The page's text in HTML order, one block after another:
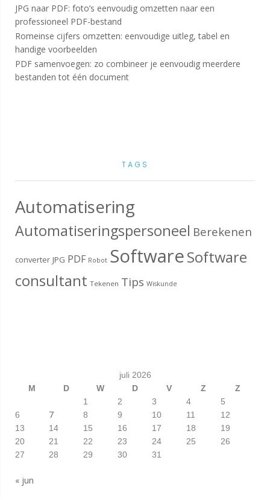
JPG naar PDF: foto’s eenvoudig omzetten naar een
professioneel PDF-bestand
Romeinse cijfers omzetten: eenvoudige uitleg, tabel en
handige voorbeelden
PDF samenvoegen: zo combineer je eenvoudig meerdere
bestanden tot één document
TAGS
Automatisering
Automatiseringspersoneel Berekenen
converter JPG PDF Robot SoftwareSoftware
consultant Tekenen Tips Wiskunde
juli 2026
M
D W D V Z
Z
1
2 3 4
5
6
7 8 9 10 11
12
13
14 15 16 17 18
19
20
21 22 23 24 25
26
27
28 29 30 31
« jun